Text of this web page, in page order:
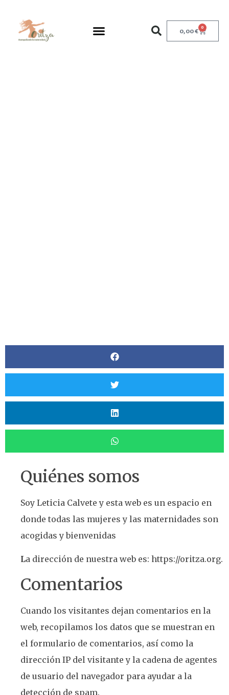
0,00€ 0
Quiénes somos
Soy Leticia Calvete y esta web es un espacio en
donde todas las mujeres y las maternidades son
acogidas y bienvenidas
La dirección de nuestra web es: https://oritza.org.
Comentarios
Cuando los visitantes dejan comentarios en la
web, recopilamos los datos que se muestran en
el formulario de comentarios, así como la
dirección IP del visitante y la cadena de agentes
de usuario del navegador para ayudar a la
detección de spam.